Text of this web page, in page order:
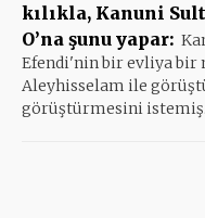
kılıkla, Kanuni
O’na şunu yapar:
Efendi'nin bir evliya bir
Aleyhisselam ile
görüştürmesini istemiş.